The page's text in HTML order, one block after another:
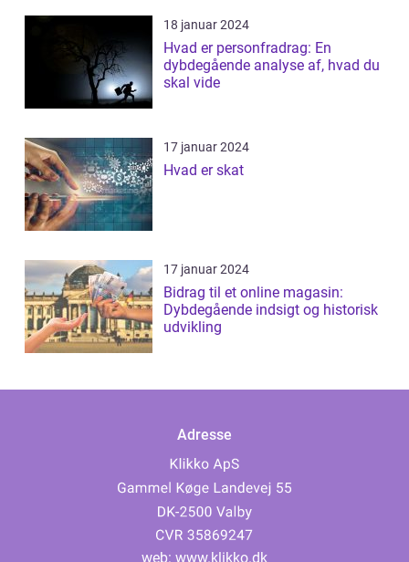
18 januar 2024
Hvad er personfradrag: En
dybdegående analyse af, hvad du
skal vide
17 januar 2024
Hvad er skat
17 januar 2024
Bidrag til et online magasin:
Dybdegående indsigt og historisk
udvikling
Adresse
web: www.klikko.dk